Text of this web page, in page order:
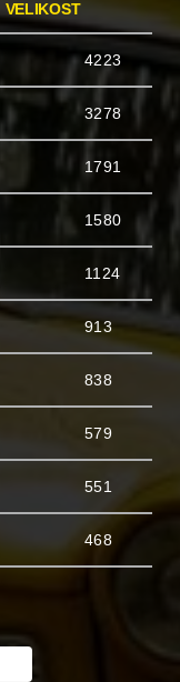
VELIKOST
4223
3278
1791
1580
1124
913
838
579
551
468